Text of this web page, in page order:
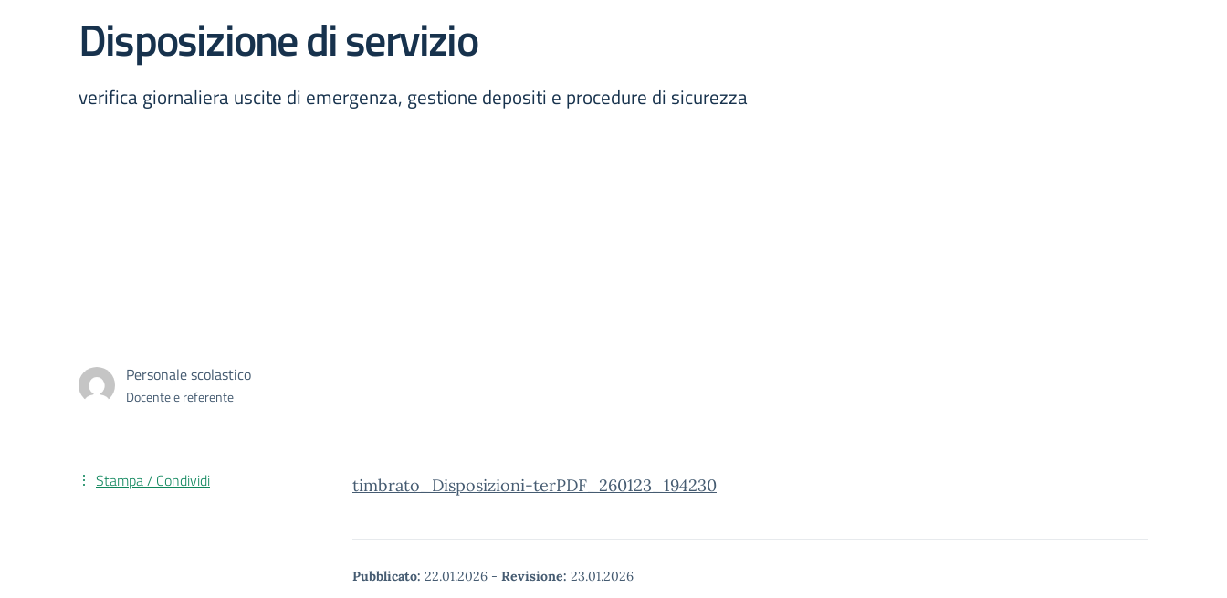
Disposizione di servizio
verifica giornaliera uscite di emergenza, gestione depositi e procedure di sicurezza
Personale scolastico
Docente e referente
timbrato_Disposizioni-terPDF_260123_194230
Pubblicato: 22.01.2026 - Revisione: 23.01.2026
Stampa / Condividi